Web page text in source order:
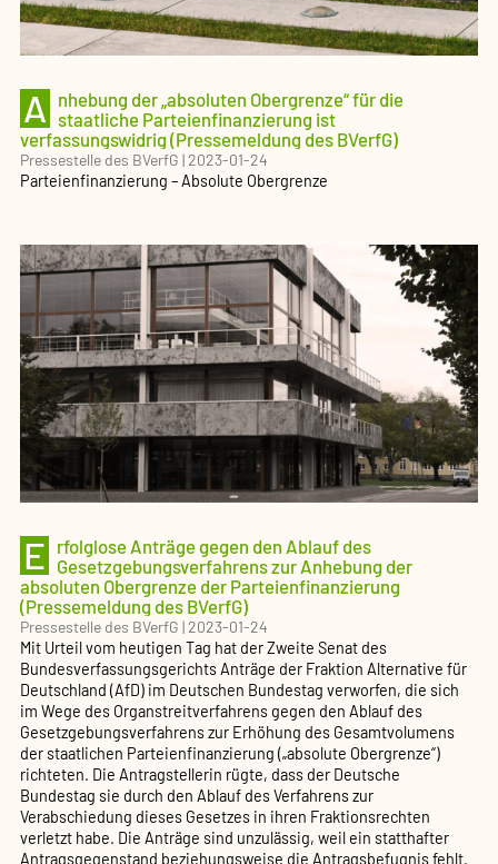
A nhebung der „absoluten Obergrenze“ für die
staatliche Parteienfinanzierung ist
verfassungswidrig (Pressemeldung des BVerfG)
Pressestelle des BVerfG |2023-01-24
Parteienfinanzierung – Absolute Obergrenze
E rfolglose Anträge gegen den Ablauf des
Gesetzgebungsverfahrens zur Anhebung der
absoluten Obergrenze der Parteienfinanzierung
(Pressemeldung des BVerfG)
Pressestelle des BVerfG |2023-01-24
Mit Urteil vom heutigen Tag hat der Zweite Senat des
Bundesverfassungsgerichts Anträge der Fraktion Alternative für
Deutschland (AfD) im Deutschen Bundestag verworfen, die sich
im Wege des Organstreitverfahrens gegen den Ablauf des
Gesetzgebungsverfahrens zur Erhöhung des Gesamtvolumens
der staatlichen Parteienfinanzierung („absolute Obergrenze“)
richteten. Die Antragstellerin rügte, dass der Deutsche
Bundestag sie durch den Ablauf des Verfahrens zur
Verabschiedung dieses Gesetzes in ihren Fraktionsrechten
verletzt habe. Die Anträge sind unzulässig, weil ein statthafter
Antragsgegenstand beziehungsweise die Antragsbefugnis fehlt.